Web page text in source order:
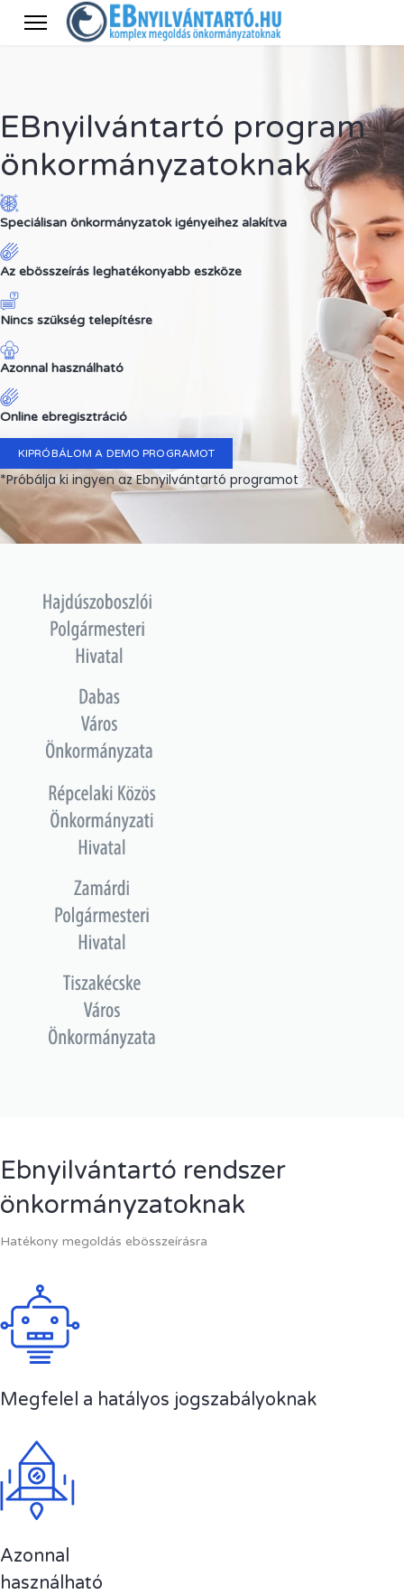
EBnyilvántartó program
önkormányzatoknak
Speciálisan önkormányzatok igényeihez alakítva
Az ebösszeírás leghatékonyabb eszköze
Nincs szükség telepítésre
Azonnal használható
Online ebregisztráció
KIPRÓBÁLOM A DEMO PROGRAMOT
*Próbálja ki ingyen az Ebnyilvántartó programot
Ebnyilvántartó rendszer
önkormányzatoknak
Hatékony megoldás ebösszeírásra
Megfelel a hatályos jogszabályoknak
Azonnal
használható